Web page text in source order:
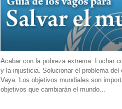
Acabar con la pobreza extrema. Luchar
y la injusticia. Solucionar el problema del
Vaya. Los objetivos mundiales son
objetivos que cambiarán el mundo...